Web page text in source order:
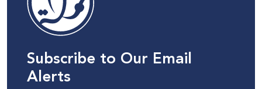
Subscribe to Our Email
Alerts